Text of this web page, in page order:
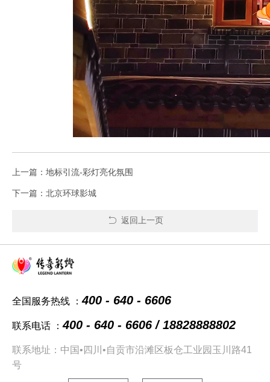
上一篇：地标引流-彩灯亮化氛围
下一篇：北京环球影城
返回上一页
全国服务热线 ：400 - 640 - 6606
联系电话 ：400 - 640 - 6606 / 18828888802
联系地址：中国•四川•自贡市沿滩区板仓工业园玉川路41
号